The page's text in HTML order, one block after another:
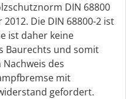
DIN 68800
Die DIN 68800-2 ist
ist daher keine
Baurechts und somit
des
mit
gefordert.